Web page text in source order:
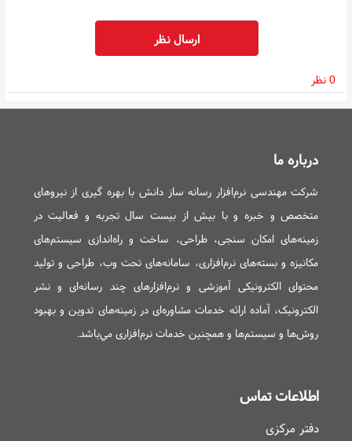
ارسال نظر
0 نظر
درباره ما
شرکت مهندسی نرم‌افزار رسانه ساز دانش با بهره گيری از نيروهای
متخصص و خبره و با بيش از بیست سال تجربه و فعاليت در
زمينه‌های امکان سنجی، طراحی، ساخت و راه‌اندازی سيستم‌های
مکانيزه و بسته‌های نرم‌افزاری، سامانه‌های تحت وب، طراحی و توليد
محتوای الکترونیکی آموزشی و نرم‌افزارهای چند رسانه‌ای و نشر
الکترونیک، آماده ارائه خدمات مشاوره‌ای در زمينه‌های تدوين و بهبود
روش‌ها و سيستم‌ها و همچنین خدمات نرم‌افزاری مي‌باشد.
اطلاعات تماس
دفتر مرکزی